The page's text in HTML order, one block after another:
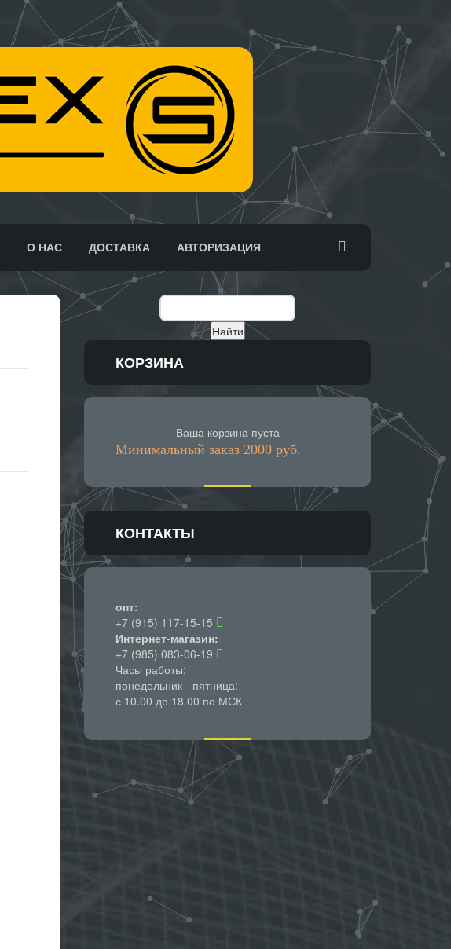
О НАС ДОСТАВКА АВТОРИЗАЦИЯ
КОРЗИНА
Ваша корзина пуста
Минимальный заказ 2000 руб.
КОНТАКТЫ
опт:
+7 (915) 117-15-15
Интернет-магазин:
+7 (985) 083-06-19
Часы работы:
понедельник - пятница:
с 10.00 до 18.00 по МСК